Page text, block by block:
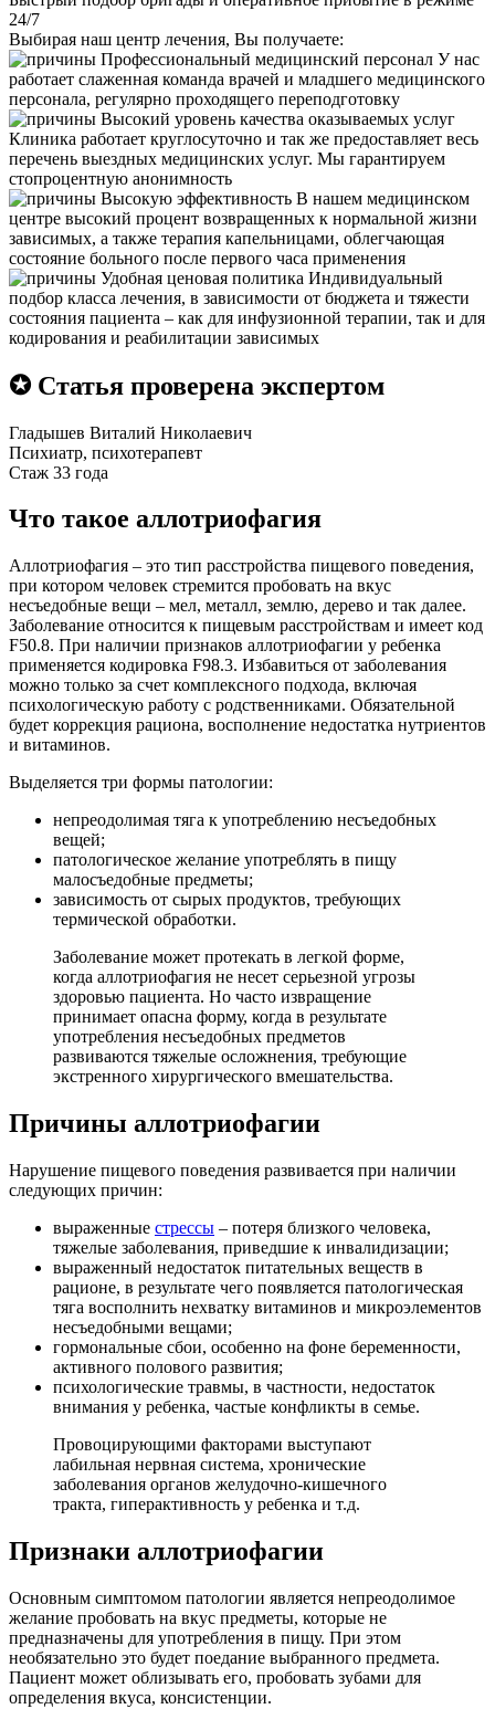
24/7
Выбирая наш центр лечения, Вы получаете:
Профессиональный медицинский персонал У нас
работает слаженная команда врачей и младшего медицинского
персонала, регулярно проходящего переподготовку
Высокий уровень качества оказываемых услуг
Клиника работает круглосуточно и так же предоставляет весь
перечень выездных медицинских услуг. Мы гарантируем
стопроцентную анонимность
Высокую эффективность В нашем медицинском
центре высокий процент возвращенных к нормальной жизни
зависимых, а также терапия капельницами, облегчающая
состояние больного после первого часа применения
Удобная ценовая политика Индивидуальный
подбор класса лечения, в зависимости от бюджета и тяжести
состояния пациента – как для инфузионной терапии, так и для
кодирования и реабилитации зависимых
✪ Статья проверена экспертом
Гладышев Виталий Николаевич
Психиатр, психотерапевт
Стаж 33 года
Что такое аллотриофагия
Аллотриофагия – это тип расстройства пищевого поведения,
при котором человек стремится пробовать на вкус
несъедобные вещи – мел, металл, землю, дерево и так далее.
Заболевание относится к пищевым расстройствам и имеет код
F50.8. При наличии признаков аллотриофагии у ребенка
применяется кодировка F98.3. Избавиться от заболевания
можно только за счет комплексного подхода, включая
психологическую работу с родственниками. Обязательной
будет коррекция рациона, восполнение недостатка нутриентов
и витаминов.
Выделяется три формы патологии:
непреодолимая тяга к употреблению несъедобных
вещей;
патологическое желание употреблять в пищу
малосъедобные предметы;
зависимость от сырых продуктов, требующих
термической обработки.
Заболевание может протекать в легкой форме,
когда аллотриофагия не несет серьезной угрозы
здоровью пациента. Но часто извращение
принимает опасна форму, когда в результате
употребления несъедобных предметов
развиваются тяжелые осложнения, требующие
экстренного хирургического вмешательства.
Причины аллотриофагии
Нарушение пищевого поведения развивается при наличии
следующих причин:
выраженные стрессы – потеря близкого человека,
тяжелые заболевания, приведшие к инвалидизации;
выраженный недостаток питательных веществ в
рационе, в результате чего появляется патологическая
тяга восполнить нехватку витаминов и микроэлементов
несъедобными вещами;
гормональные сбои, особенно на фоне беременности,
активного полового развития;
психологические травмы, в частности, недостаток
внимания у ребенка, частые конфликты в семье.
Провоцирующими факторами выступают
лабильная нервная система, хронические
заболевания органов желудочно-кишечного
тракта, гиперактивность у ребенка и т.д.
Признаки аллотриофагии
Основным симптомом патологии является непреодолимое
желание пробовать на вкус предметы, которые не
предназначены для употребления в пищу. При этом
необязательно это будет поедание выбранного предмета.
Пациент может облизывать его, пробовать зубами для
определения вкуса, консистенции.